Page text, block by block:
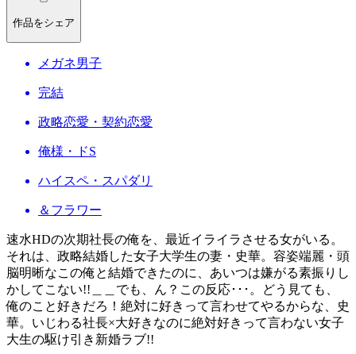
作品をシェア
メガネ男子
完結
政略恋愛・契約恋愛
俺様・ドS
ハイスペ・スパダリ
＆フラワー
速水HDの次期社長の俺を、最近イライラさせる女がいる。
それは、政略結婚した女子大学生の妻・史華。容姿端麗・頭
脳明晰なこの俺と結婚できたのに、あいつは嫌がる素振りし
かしてこない!!＿＿でも、ん？この反応･･･。どう見ても、
俺のこと好きだろ！絶対に好きって言わせてやるからな、史
華。いじわる社長×大好きなのに絶対好きって言わない女子
大生の駆け引き新婚ラブ!!